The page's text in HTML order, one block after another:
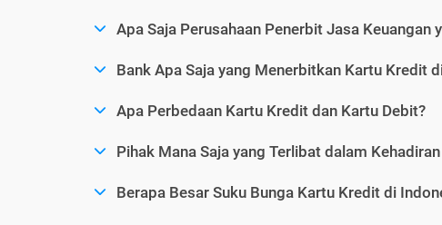
Apa Saja Perusahaan Penerbit Jasa
Bank Apa Saja yang Menerbitkan Kartu Kredit
Apa Perbedaan Kartu Kredit dan Kartu Debit?
Pihak Mana Saja yang Terlibat dalam
Berapa Besar Suku Bunga Kartu Kredit di